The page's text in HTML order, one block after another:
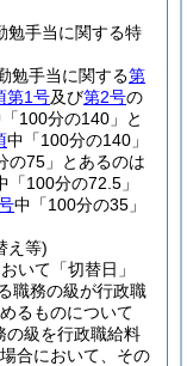
勉手当に関する特
勉手当に関する第
第1号及び第2号の
100分の140」と
中「100分の140」
の75」とあるのは
「100分の72.5」
中「100分の35」
え等)
いて「切替日」
職務の級が行政職
るものについて
の級を行政職給料
合において、その